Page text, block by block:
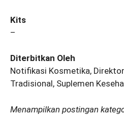
Kits
–
Diterbitkan Oleh
Notifikasi Kosmetika,
Tradisional, Suplemen
Menampilkan postingan